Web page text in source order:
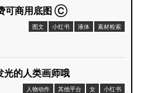
可商用底图 Ⓒ
图文 小红书 液体 素材检索
的人类画师哦
人物动作 其他平台 女 小红书